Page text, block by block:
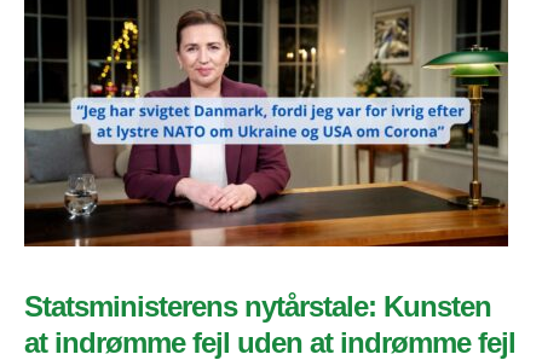
Statsministerens nytårstale: Kunsten
at indrømme fejl uden at indrømme fejl